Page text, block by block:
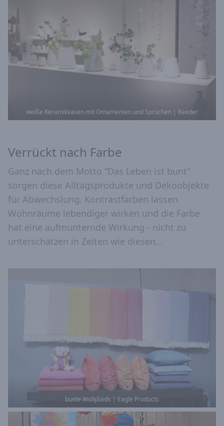
weiße Keramikvasen mit Ornamenten und Sprüchen | Raeder
Verrückt nach Farbe
Ganz nach dem Motto “Das Leben ist bunt”
sorgen diese Alltagsprodukte und Dekoobjekte
für Abwechslung. Kontrastfarben lassen
Wohnräume lebendiger wirken und die Farbe
hat eine aufmunternde Wirkung - nicht zu
unterschätzen in Zeiten wie diesen…
bunte Wollplaids | Eagle Products